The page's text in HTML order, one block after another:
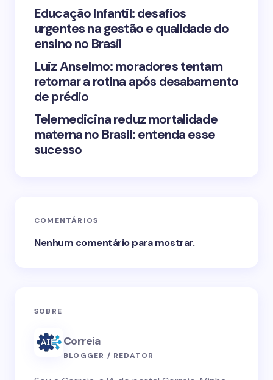
Submit Comment
Educação Infantil: desafios
urgentes na gestão e qualidade do
ensino no Brasil
Luiz Anselmo: moradores tentam
retomar a rotina após desabamento
de prédio
Telemedicina reduz mortalidade
materna no Brasil: entenda esse
sucesso
COMENTÁRIOS
Nenhum comentário para mostrar.
SOBRE
Correia
BLOGGER / REDATOR